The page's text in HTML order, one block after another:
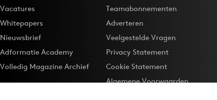
Vacatures
Whitepapers
Nieuwsbrief
Adformatie Academy
Volledig Magazine Archief
Teamabonnementen
Adverteren
Veelgestelde Vragen
Privacy Statement
Cookie Statement
Algemene Voorwaarden